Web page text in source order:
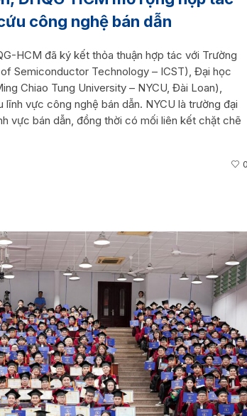
công nghệ bán dẫn
HCM đã ký kết thỏa thuận hợp tác với Trường
Semiconductor Technology – ICST), Đại học
Chiao Tung University – NYCU, Đài Loan),
vực công nghệ bán dẫn. NYCU là trường đại
vực bán dẫn, đồng thời có mối liên kết chặt chẽ